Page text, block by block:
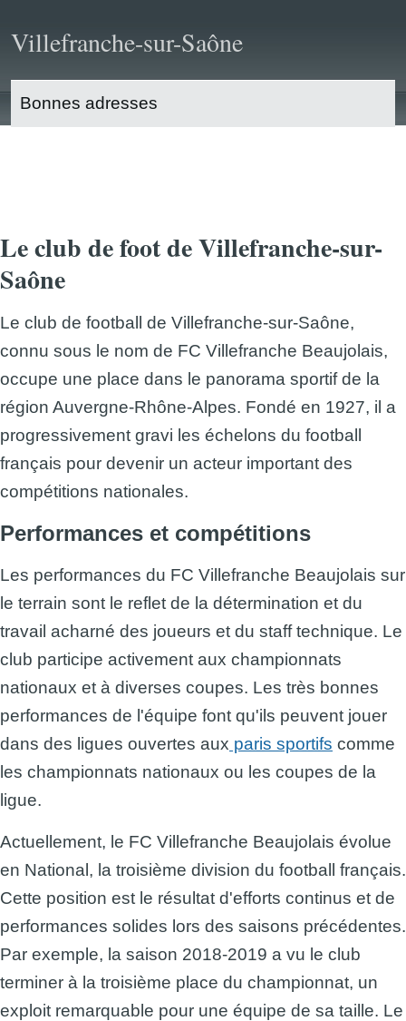
Villefranche-sur-Saône
Bonnes adresses
Le club de foot de Villefranche-sur-
Saône
Le club de football de Villefranche-sur-Saône,
connu sous le nom de FC Villefranche Beaujolais,
occupe une place dans le panorama sportif de la
région Auvergne-Rhône-Alpes. Fondé en 1927, il a
progressivement gravi les échelons du football
français pour devenir un acteur important des
compétitions nationales.
Performances et compétitions
Les performances du FC Villefranche Beaujolais sur
le terrain sont le reflet de la détermination et du
travail acharné des joueurs et du staff technique. Le
club participe activement aux championnats
nationaux et à diverses coupes. Les très bonnes
performances de l'équipe font qu'ils peuvent jouer
dans des ligues ouvertes aux paris sportifs comme
les championnats nationaux ou les coupes de la
ligue.
Actuellement, le FC Villefranche Beaujolais évolue
en National, la troisième division du football français.
Cette position est le résultat d'efforts continus et de
performances solides lors des saisons précédentes.
Par exemple, la saison 2018-2019 a vu le club
terminer à la troisième place du championnat, un
exploit remarquable pour une équipe de sa taille. Le